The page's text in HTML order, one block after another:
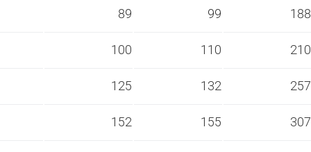
89 99 188
100 110 210
125 132 257
152 155 307